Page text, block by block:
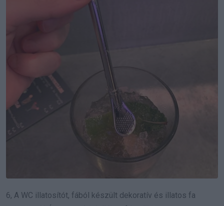
6, A WC illatosítót, fából készült dekoratív és illatos fa